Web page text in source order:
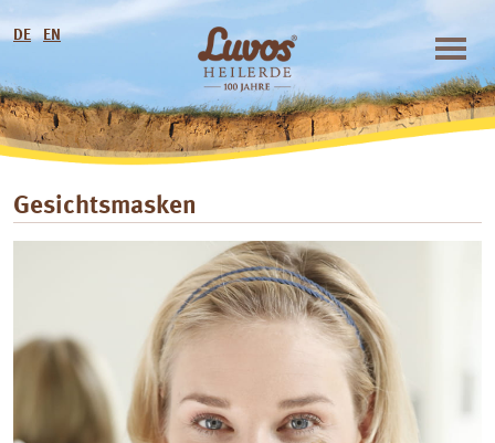
DE EN
Gesichtsmasken